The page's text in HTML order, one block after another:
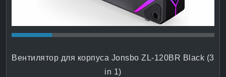
Вентилятор для корпуса Jonsbo ZL-120BR Black (3
in 1)